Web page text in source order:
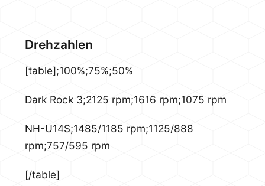
Drehzahlen
[table];100%;75%;50%
Dark Rock 3;2125 rpm;1616 rpm;1075 rpm
NH-U14S;1485/1185 rpm;1125/888
rpm;757/595 rpm
[/table]